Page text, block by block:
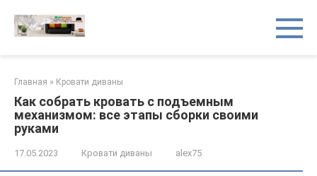
контенту
Главная » Кровати диваны
Как собрать кровать с подъемным
механизмом: все этапы сборки своими
руками
17.05.2023 Кровати диваны alex75